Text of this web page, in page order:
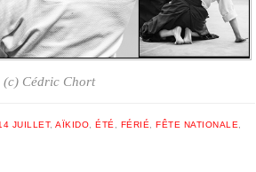
(c) Cédric Chort
JUILLET, AÏKIDO, ÉTÉ, FÉRIÉ, FÊTE NATIONALE,